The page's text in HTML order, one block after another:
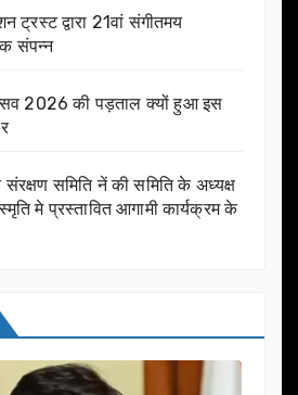
ट्रस्ट द्वारा 21वां संगीतमय
संपन्न
2026 की पड़ताल क्यों हुआ इस
समिति नें की समिति के अध्यक्ष
मे प्रस्तावित आगामी कार्यक्रम के